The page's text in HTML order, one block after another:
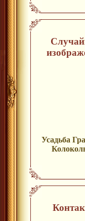
Усадьба